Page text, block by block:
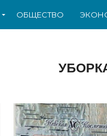
ОБЩЕСТВО